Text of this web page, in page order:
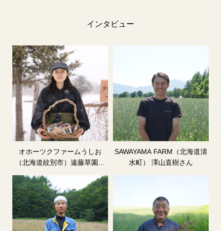
インタビュー
オホーツクファームうしお
（北海道紋別市）遠藤草園さ
SAWAYAMA FARM（北海道清
水町） 澤山直樹さん